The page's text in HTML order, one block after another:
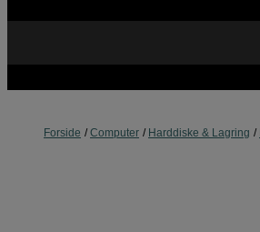
Forside Computer Harddiske & Lagring